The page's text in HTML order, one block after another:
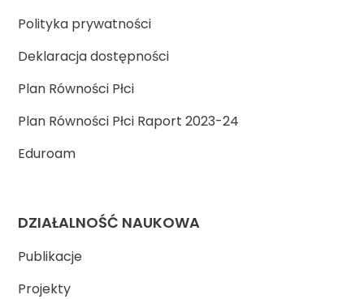
Polityka prywatności
Deklaracja dostępności
Plan Równości Płci
Plan Równości Płci Raport 2023-24
Eduroam
DZIAŁALNOŚĆ NAUKOWA
Publikacje
Projekty